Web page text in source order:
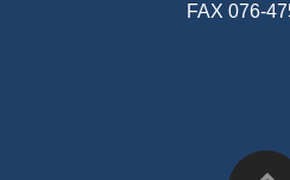
FAX 076-